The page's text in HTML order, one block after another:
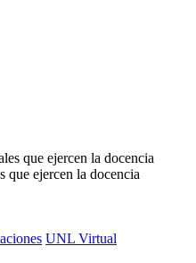
que ejercen la docencia
UNL Virtual